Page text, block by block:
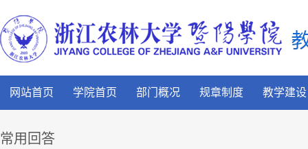
网站首页 学院首页 部门概况 规章制度 教学建设
常用回答